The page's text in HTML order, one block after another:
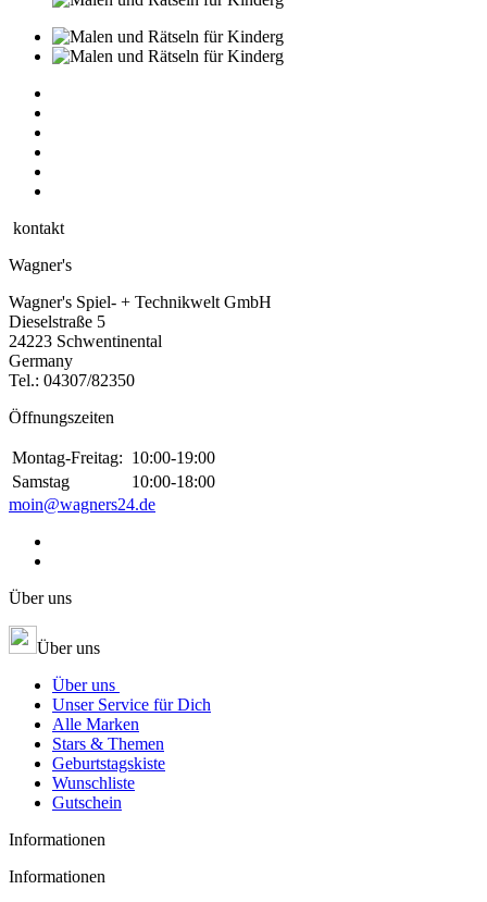
kontakt
Wagner's
Wagner's Spiel- + Technikwelt GmbH
Dieselstraße 5
24223 Schwentinental
Germany
Tel.: 04307/82350
Öffnungszeiten
Montag-Freitag: 10:00-19:00
Samstag
10:00-18:00
moin@wagners24.de
Über uns
Über uns
Über uns
Unser Service für Dich
Alle Marken
Stars & Themen
Geburtstagskiste
Wunschliste
Gutschein
Informationen
Informationen